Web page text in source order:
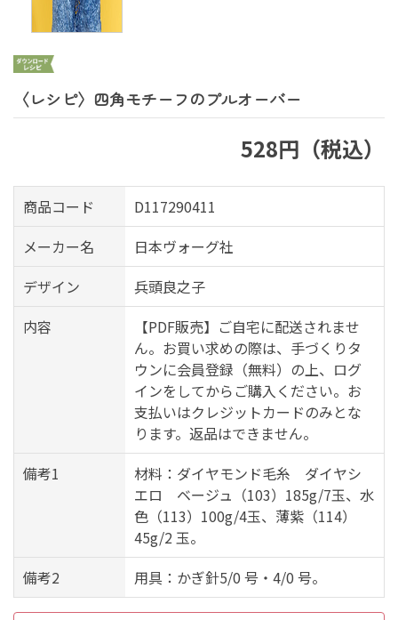
〈レシピ〉四角モチーフのプルオーバー
528円（税込）
商品コード
D117290411
メーカー名
日本ヴォーグ社
デザイン
兵頭良之子
内容
【PDF販売】ご自宅に配送されませ
ん。お買い求めの際は、手づくりタ
ウンに会員登録（無料）の上、ログ
インをしてからご購入ください。お
支払いはクレジットカードのみとな
ります。返品はできません。
備考1
材料：ダイヤモンド毛糸 ダイヤシ
エロ ベージュ（103）185g/7玉、水
色（113）100g/4玉、薄紫（114）
45g/2 玉。
備考2
用具：かぎ針5/0 号・4/0 号。